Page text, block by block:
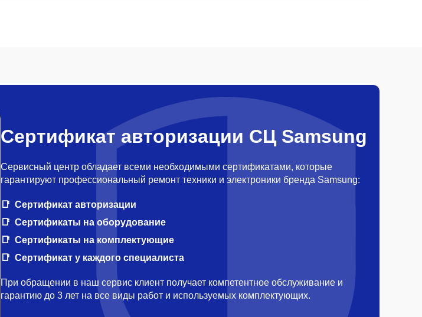
Сертификат авторизации СЦ Samsung
Сервисный центр обладает всеми необходимыми сертификатами, которые
гарантируют профессиональный ремонт техники и электроники бренда Samsung:
Сертификат авторизации
Сертификаты на оборудование
Сертификаты на комплектующие
Сертификат у каждого специалиста
При обращении в наш сервис клиент получает компетентное обслуживание и
гарантию до 3 лет на все виды работ и используемых комплектующих.